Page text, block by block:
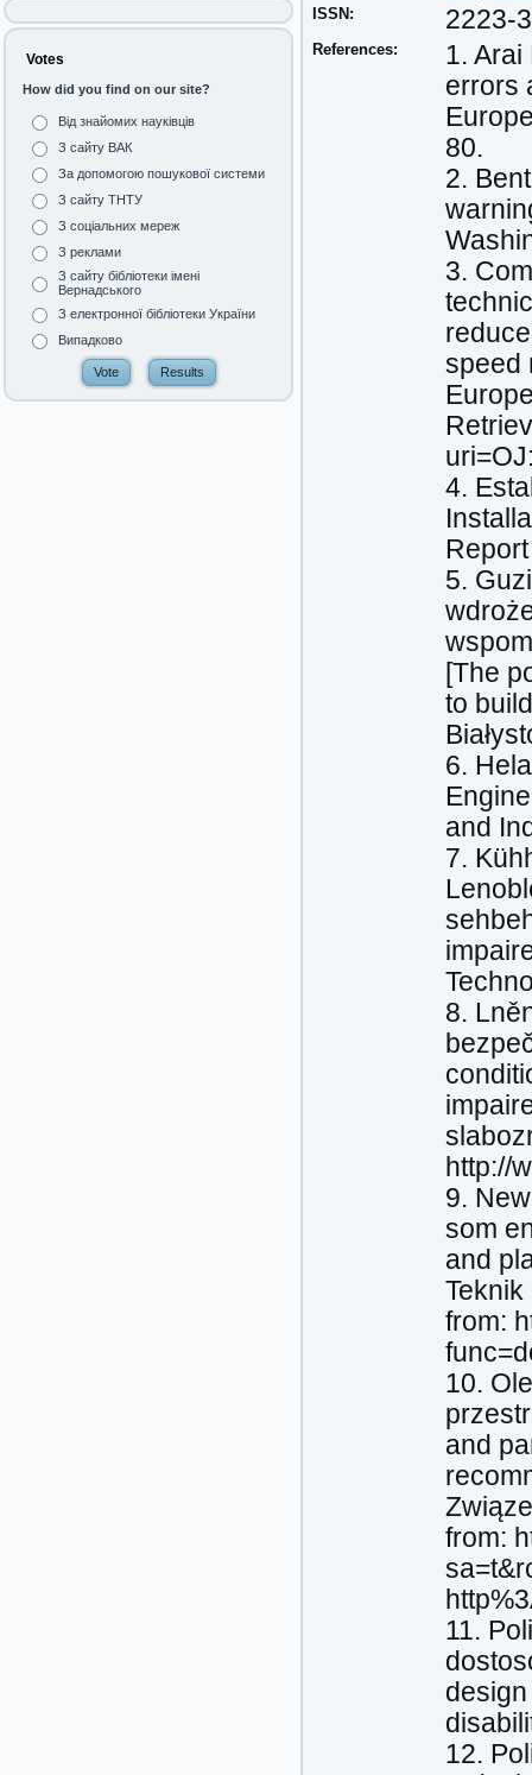
Votes
How did you find on our site?
Від знайомих науківців
З сайту ВАК
За допомогою пошукової системи
З сайту ТНТУ
З соціальних мереж
З реклами
З сайту бібліотеки імені
Вернадського
З електронної бібліотеки України
Випадково
ISSN: 2223-
References:
1. Arai
errors
80.
2.
3.
speed
4.
5.
[The
to
6.
and
7.
8.
http://
9.
som
and
from:
10.
and
from:
11.
12.